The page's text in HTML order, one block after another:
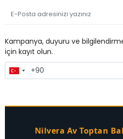
Kampanya, duyuru ve
için kayıt olun.
Nilvera Av Toptan